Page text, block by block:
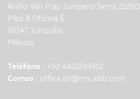
Anillo Vial Fray Junipero Serra 21260
Piso 8 Oficina E
76147 Juriquilla
México
Teléfono : +52 4422247412
Correo : office.br@mx.abb.com